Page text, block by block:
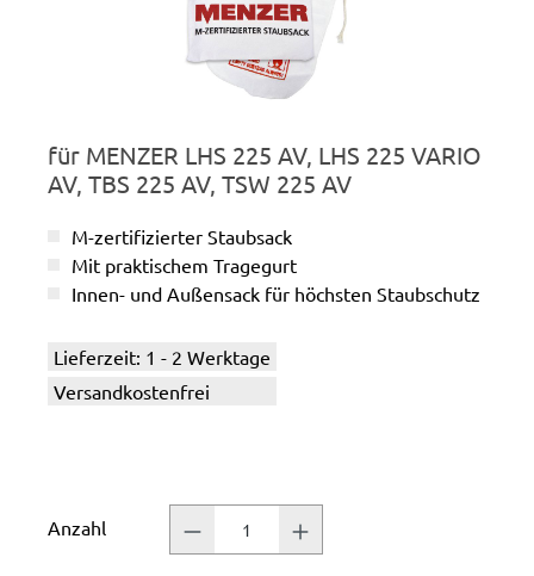
für MENZER LHS 225 AV, LHS 225 VARIO
AV, TBS 225 AV, TSW 225 AV
M-zertifizierter Staubsack
Mit praktischem Tragegurt
Innen- und Außensack für höchsten Staubschutz
Lieferzeit: 1 - 2 Werktage
Versandkostenfrei
Anzahl